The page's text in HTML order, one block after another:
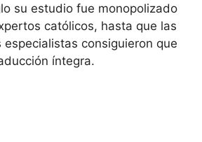
su estudio fue monopolizado
católicos, hasta que las
consiguieron que
íntegra.